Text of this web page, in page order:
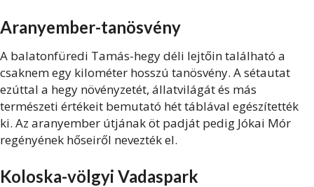
Aranyember-tanösvény
A balatonfüredi Tamás-hegy déli lejtőin található a
csaknem egy kilométer hosszú tanösvény. A sétautat
ezúttal a hegy növényzetét, állatvilágát és más
természeti értékeit bemutató hét táblával egészítették
ki. Az aranyember útjának öt padját pedig Jókai Mór
regényének hőseiről nevezték el.
Koloska-völgyi Vadaspark